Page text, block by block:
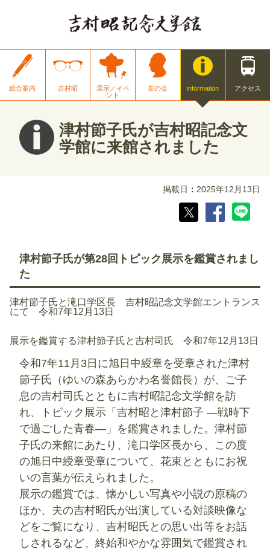
総合案内 吉村昭
展示／イベ
ント
友の会 information アクセス
津村節子氏が吉村昭記念文
学館に来館されました
掲載日 2025年12月13日
津村節子氏が第28回トピック展示を鑑賞されまし
た
津村節子氏と滝口学区長 吉村昭記念文学館エントランス
にて 令和7年12月13日
展示を鑑賞する津村節子氏と吉村司氏 令和7年12月13日
令和7年11月3日に旭日中綬章を受章された津村
節子氏（ゆいの森あらかわ名誉館長）が、ご子
息の吉村司氏とともに吉村昭記念文学館を訪
れ、トピック展示「吉村昭と津村節子 ―戦時下
で過ごした青春―」を鑑賞されました。津村節
子氏の来館にあたり、滝口学区長から、この度
の旭日中綬章受章について、花束とともにお祝
いの言葉が伝えられました。
展示の鑑賞では、懐かしい写真や小説の原稿の
ほか、夫の吉村昭氏が出演している対談映像な
どをご覧になり、吉村昭氏との思い出等をお話
しされるなど、終始和やかな雰囲気で鑑賞され